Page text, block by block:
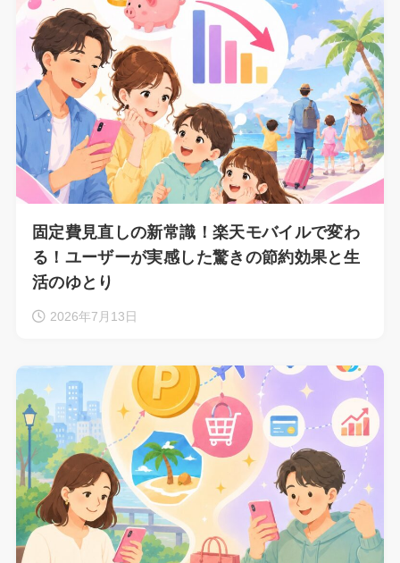
固定費見直しの新常識！楽天モバイルで変わ
る！ユーザーが実感した驚きの節約効果と生
活のゆとり
2026年7月13日